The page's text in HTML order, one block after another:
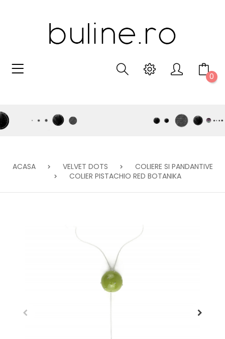
0
ACASA VELVET DOTS
COLIERE SI PANDANTIVE
COLIER PISTACHIO RED BOTANIKA